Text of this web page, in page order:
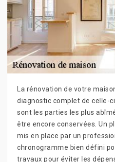
La rénovation de votre
diagnostic complet de celle-
sont les parties les plus
être encore conservées. Un
mis en place par un
chronogramme bien défini
travaux pour éviter les